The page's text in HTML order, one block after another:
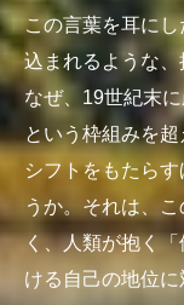
この言葉を耳に
込まれるような、
なぜ、19世紀末
という枠組みを
シフトをもたら
うか。それは、
く、人類が抱く
ける自己の地位